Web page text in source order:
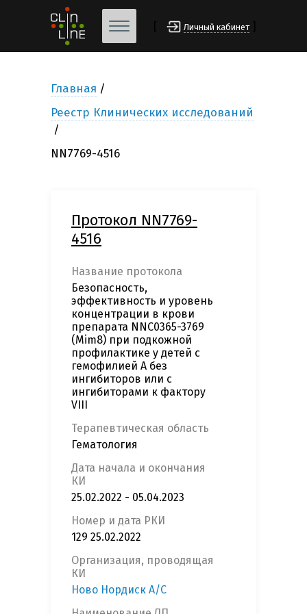
Личный кабинет
Главная
Реестр Клинических исследований
NN7769-4516
Протокол NN7769-
4516
Название протокола
Безопасность,
эффективность и уровень
концентрации в крови
препарата NNC0365-3769
(Mim8) при подкожной
профилактике у детей с
гемофилией А без
ингибиторов или с
ингибиторами к фактору
VIII
Терапевтическая область
Гематология
Дата начала и окончания
КИ
25.02.2022 - 05.04.2023
Номер и дата РКИ
129 25.02.2022
Организация, проводящая
КИ
Ново Нордиск А/С